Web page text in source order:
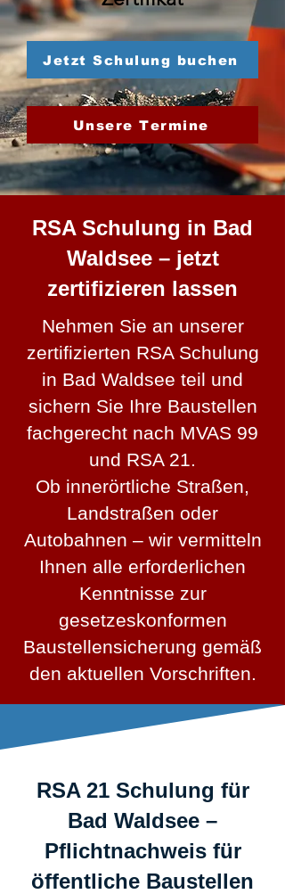
Jetzt Schulung buchen
Unsere Termine
RSA Schulung in Bad
Waldsee – jetzt
zertifizieren lassen
Nehmen Sie an unserer
zertifizierten RSA Schulung
in Bad Waldsee teil und
sichern Sie Ihre Baustellen
fachgerecht nach MVAS 99
und RSA 21.
Ob innerörtliche Straßen,
Landstraßen oder
Autobahnen – wir vermitteln
Ihnen alle erforderlichen
Kenntnisse zur
gesetzeskonformen
Baustellensicherung gemäß
den aktuellen Vorschriften.
RSA 21 Schulung für
Bad Waldsee –
Pflichtnachweis für
öffentliche Baustellen​